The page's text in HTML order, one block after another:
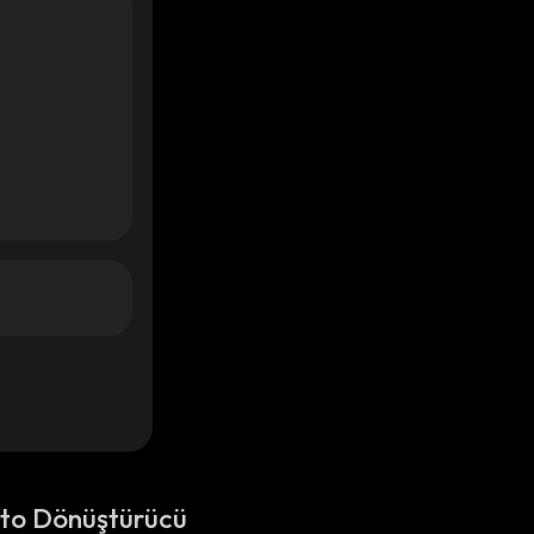
Dönüştürücü